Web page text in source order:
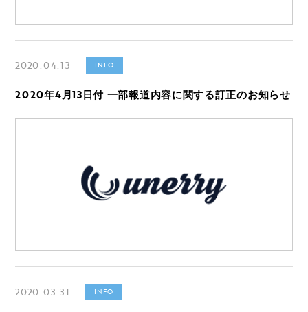
2020.04.13 INFO
2020年4月13日付 一部報道内容に関する訂正のお知らせ
2020.03.31 INFO